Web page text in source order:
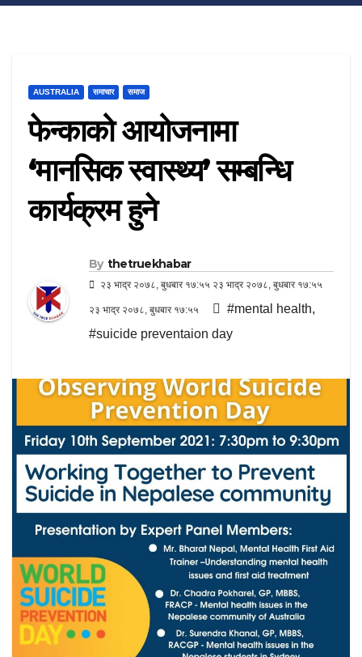
AUSTRALIA समाचार समाज
फेन्काको आयोजनामा
‘मानसिक स्वास्थ्य’ सम्बन्धि
कार्यक्रम हुने
By thetruekhabar
२३ भाद्र २०७८, बुधबार १७:५५ २३ भाद्र २०७८, बुधबार १७:५५
२३ भाद्र २०७८, बुधबार १७:५५ #mental health,
#suicide preventaion day